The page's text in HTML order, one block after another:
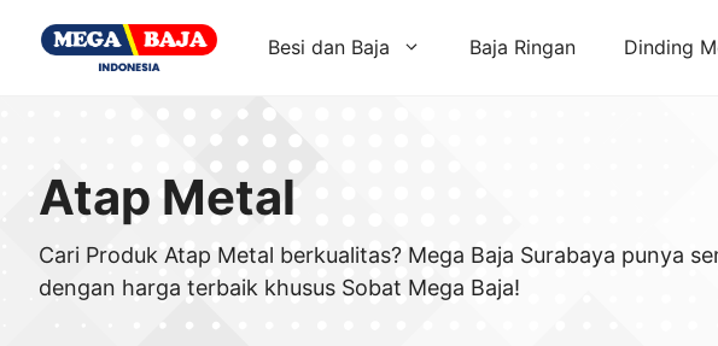
Besi dan Baja Baja Ringan Dinding
Atap Metal
Cari Produk Atap Metal berkualitas? Mega Baja Surabaya punya
dengan harga terbaik khusus Sobat Mega Baja!